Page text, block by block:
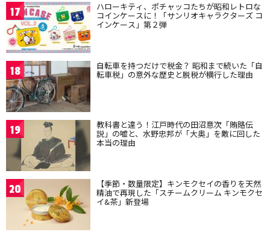
17 ハローキティ、ポチャッコたちが昭和レトロな
コインケースに！「サンリオキャラクターズ コ
インケース」第２弾
18 自転車を持つだけで税金？ 昭和まで続いた「自
転車税」の意外な歴史と脱税が横行した理由
19 教科書と違う！江戸時代の田沼意次「賄賂伝
説」の嘘と、水野忠邦が「大奥」を敵に回した
本当の理由
20 【季節・数量限定】キンモクセイの香りを天然
精油で再現した「スチームクリーム キンモクセ
イ&茶」新登場